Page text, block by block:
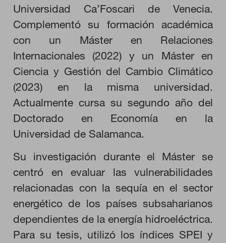
Universidad Ca’Foscari de Venecia.
Complementó su formación académica
con un Máster en Relaciones
Internacionales (2022) y un Máster en
Ciencia y Gestión del Cambio Climático
(2023) en la misma universidad.
Actualmente cursa su segundo año del
Doctorado en Economía en la
Universidad de Salamanca.
Su investigación durante el Máster se
centró en evaluar las vulnerabilidades
relacionadas con la sequía en el sector
energético de los países subsaharianos
dependientes de la energía hidroeléctrica.
Para su tesis, utilizó los índices SPEI y
CONFIGURACIÓN DE COOKIES
RECHAZAR TODO
HABILITAR TODO